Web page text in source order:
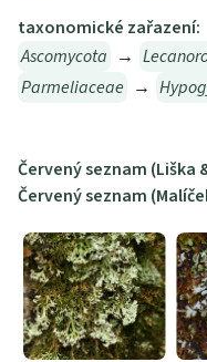
taxonomické zařazení:
Ascomycota →
Parmeliaceae →
Červený seznam (Liška
Červený seznam